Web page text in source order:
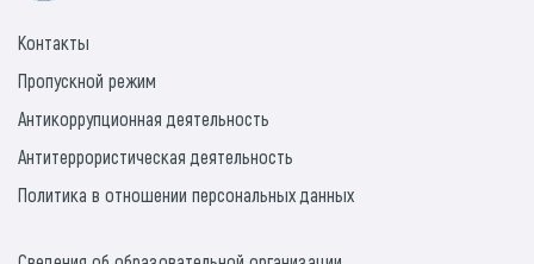
Контакты
Пропускной режим
Антикоррупционная деятельность
Антитеррористическая деятельность
Политика в отношении персональных данных